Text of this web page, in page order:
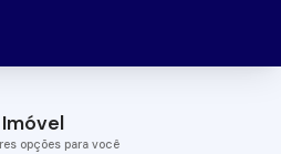
Imóvel